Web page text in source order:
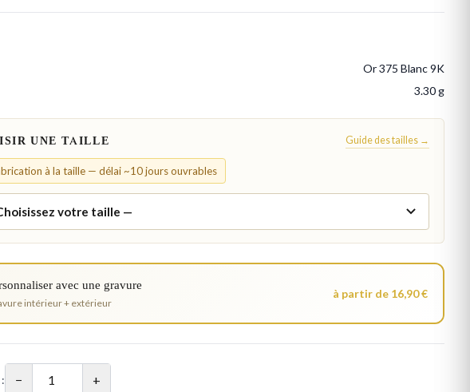
Or 375 Blanc 9K
3.30 g
UNE TAILLE Guide des tailles →
à la taille — délai ~10 jours ouvrables
avec une gravure
intérieur + extérieur
à partir de 16,90 €
− +